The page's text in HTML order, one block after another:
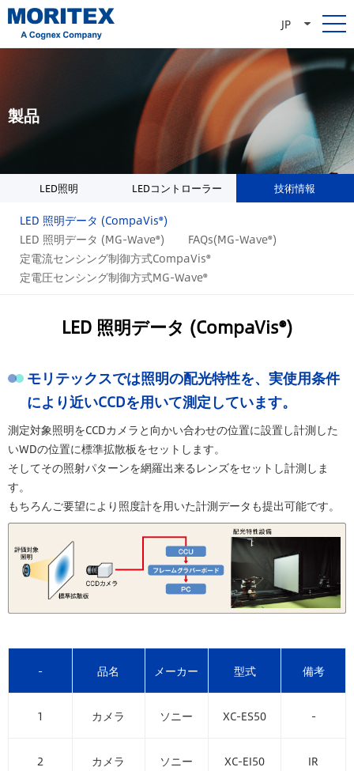
JP
製品
LED照明 LEDコントローラー 技術情報
LED 照明データ (CompaVis®)
LED 照明データ (MG-Wave®)
FAQs(MG-Wave®)
定電流センシング制御方式CompaVis®
定電圧センシング制御方式MG-Wave®
LED 照明データ (CompaVis®)
モリテックスでは照明の配光特性を、実使用条件
により近いCCDを用いて測定しています。
測定対象照明をCCDカメラと向かい合わせの位置に設置し計測した
いWDの位置に標準拡散板をセットします。
そしてその照射パターンを網羅出来るレンズをセットし計測しま
す。
もちろんご要望により照度計を用いた計測データも提出可能です。
- 品名 メーカー 型式 備考
1 カメラ ソニー XC-ES50 -
2 カメラ ソニー XC-EI50 IR